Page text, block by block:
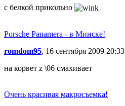
с белкой прикольно
Porsche Panamera - в Минске!
romdom95, 16 сентября 2009 20:33
на корвет z \06 смахивает
Очень красивая макросъемка!